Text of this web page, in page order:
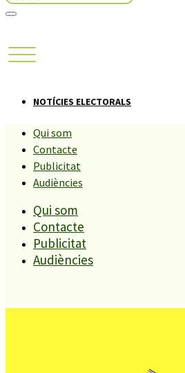
Qui som
Contacte
Publicitat
Audiències
Qui som
Contacte
Publicitat
Audiències
NOTÍCIES ELECTORALS
CiU aposta per les
accions per fer un
persones.
Compartiu aquesta història